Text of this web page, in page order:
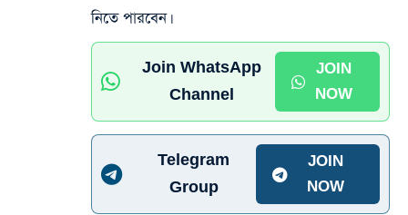
নিতে পারবেন।
Join WhatsApp
Channel
JOIN
NOW
Telegram
Group
JOIN
NOW